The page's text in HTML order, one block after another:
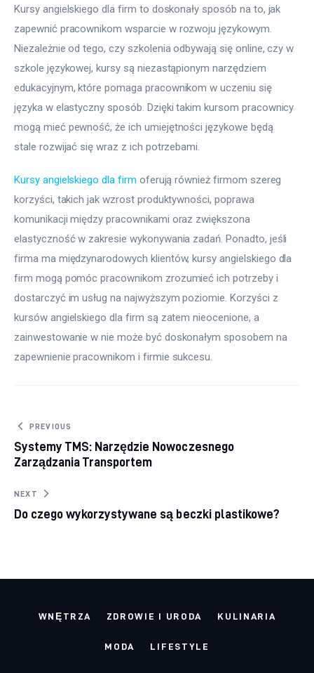
Kursy angielskiego dla firm to doskonały sposób na to, jak
zapewnić pracownikom wsparcie w rozwoju językowym.
Niezależnie od tego, czy szkolenia odbywają się online, czy w
szkole językowej, kursy są niezastąpionym narzędziem
edukacyjnym, które pomaga pracownikom w uczeniu się
języka w elastyczny sposób. Dzięki takim kursom pracownicy
mogą mieć pewność, że ich umiejętności językowe będą
stale rozwijać się wraz z ich potrzebami.
Kursy angielskiego dla firm oferują również firmom szereg
korzyści, takich jak wzrost produktywności, poprawa
komunikacji między pracownikami oraz zwiększona
elastyczność w zakresie wykonywania zadań. Ponadto, jeśli
firma ma międzynarodowych klientów, kursy angielskiego dla
firm mogą pomóc pracownikom zrozumieć ich potrzeby i
dostarczyć im usług na najwyższym poziomie. Korzyści z
kursów angielskiego dla firm są zatem nieocenione, a
zainwestowanie w nie może być doskonałym sposobem na
zapewnienie pracownikom i firmie sukcesu.
Nawigacja wpisu
PREVIOUS
Systemy TMS: Narzędzie Nowoczesnego
Zarządzania Transportem
NEXT
Do czego wykorzystywane są beczki plastikowe?
WNĘTRZA ZDROWIE I URODA KULINARIA
MODA LIFESTYLE